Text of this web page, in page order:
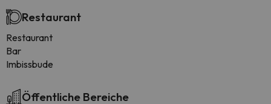
Restaurant
Restaurant
Bar
Imbissbude
Öffentliche Bereiche